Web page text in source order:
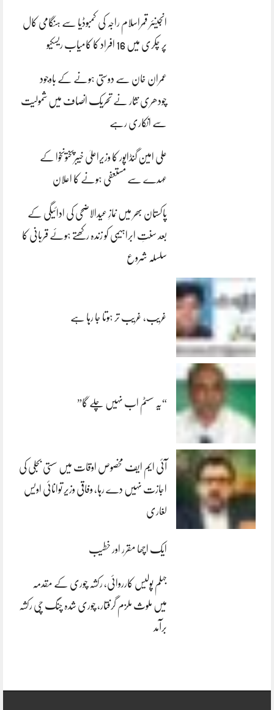
انجینئر قمراسلام راجہ کی کمبوڈیا سے ہنگامی کال
پر چکری میں 16 افراد کا کامیاب ریسکیو
عمران خان سے دوستی ہونے کے باوجود
چودھری نثار نے تحریک انصاف میں شمولیت
سے انکاری رہے
علی امین گنڈاپور کا وزیراعلیٰ خیبرپختونخوا کے
عہدے سے مستعفی ہونے کا اعلان
پاکستان بھر میں نمازِ عیدالاضحی کی ادائیگی کے
بعد سنتِ ابراہیمی کو زندہ رکھتے ہوئے قربانی کا
سلسلہ شروع
غریب، غریب تر ہوتا جا رہا ہے
“یہ سسٹم اب نہیں چلے گا”
آئی ایم ایف مخصوص اوقات میں سستی بجلی کی
اجازت نہیں دے رہا، وفاقی وزیر توانائی اویس
لغاری
ایک اچھا مقرر اور خطیب
جہلم پولیس کارروائی، رکشہ چوری کے مقدمہ
میں ملوث ملزم گرفتار، چوری شدہ چنگ چی رکشہ
برآمد